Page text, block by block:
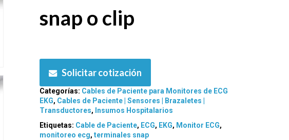
snap o clip
Solicitar cotización
Categorías: Cables de Paciente para Monitores de ECG
EKG, Cables de Paciente | Sensores | Brazaletes |
Transductores, Insumos Hospitalarios
Etiquetas: Cable de Paciente, ECG, EKG, Monitor ECG,
monitoreo ecg,terminales snap